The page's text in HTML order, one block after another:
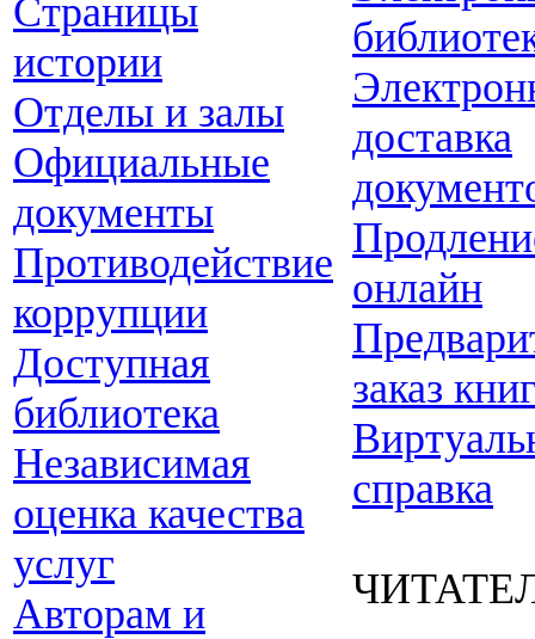
Страницы
истории
Отделы и залы
Официальные
документы
Противодействие
коррупции
Доступная
библиотека
Независимая
оценка качества
услуг
Авторам и
доставка
онлайн
заказ
справка